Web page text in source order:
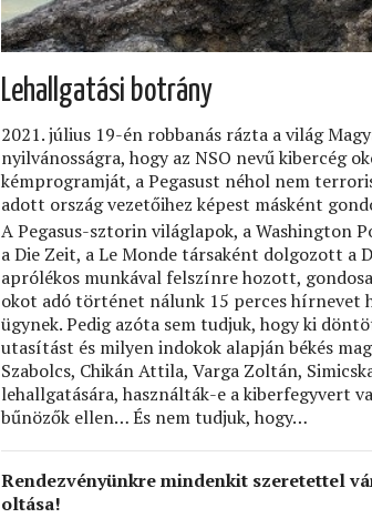
Lehallgatási botrány
2021. július 19-én robbanás rázta a világ
nyilvánosságra, hogy az NSO nevű kibercég
kémprogramját, a Pegasust néhol nem
adott ország vezetőihez képest másként
A Pegasus-sztorin világlapok, a Washington
a Die Zeit, a Le Monde társaként dolgozott a
aprólékos munkával felszínre hozott,
okot adó történet nálunk 15 perces hírnevet
ügynek. Pedig azóta sem tudjuk, hogy ki
utasítást és milyen indokok alapján békés
Szabolcs, Chikán Attila, Varga Zoltán,
lehallgatására, használták-e a kiberfegyvert
bűnözők ellen… És nem tudjuk, hogy…
Rendezvényünkre mindenkit szeretettel
oltása!